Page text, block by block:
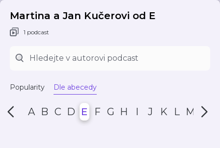
Martina a Jan Kučerovi od E
1 podcast
Popularity Dle abecedy
A B C D E F G H I J K L M N